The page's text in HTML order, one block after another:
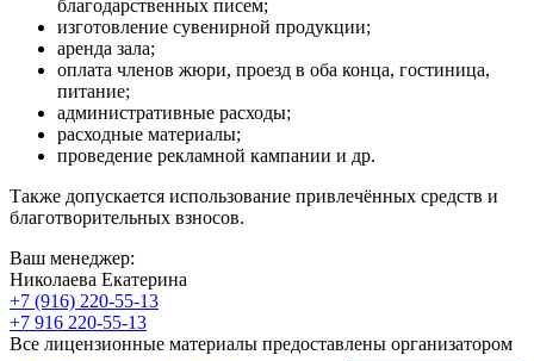
благодарственных писем;
изготовление сувенирной продукции;
аренда зала;
оплата членов жюри, проезд в оба конца, гостиница,
питание;
административные расходы;
расходные материалы;
проведение рекламной кампании и др.
Также допускается использование привлечённых средств и
благотворительных взносов.
Ваш менеджер:
Николаева Екатерина
+7 (916) 220-55-13
+7 916 220-55-13
Все лицензионные материалы предоставлены организатором